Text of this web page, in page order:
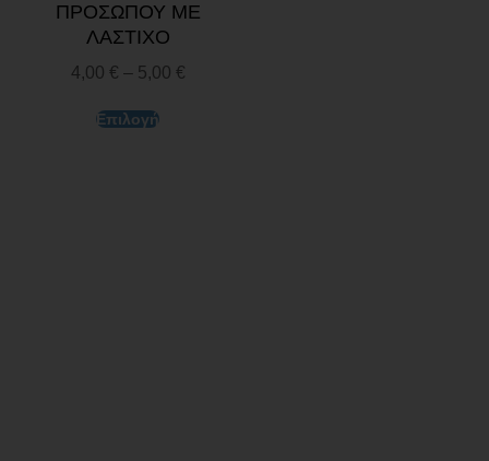
ΠΡΟΣΩΠΟΥ ΜΕ
ΛΑΣΤΙΧΟ
4,00 € – 5,00 €
Επιλογή